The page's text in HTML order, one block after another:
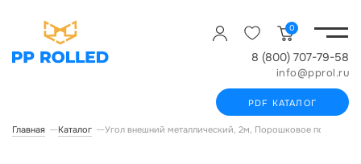
0
8 (800) 707-79-58
info@pprol.ru
PDF КАТАЛОГ
Главная Каталог Угол внешний металлический, 2м, Порошковое покрытие,